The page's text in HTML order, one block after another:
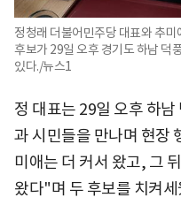
정청래 더불어민주당 대표와 추
후보가 29일 오후 경기도 하남 덕
있다./뉴스1
정 대표는 29일 오후 하
과 시민들을 만나며 현장
미애는 더 커서 왔고, 그
왔다"며 두 후보를 치켜세